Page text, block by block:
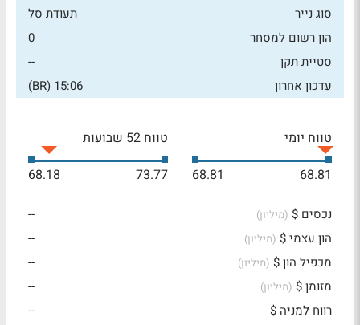
סוג נייר
תעודת סל
הון רשום למסחר
0
סטיית תקן
--
עדכון אחרון
15:06 (BR)
טווח יומי
68.81
68.81
טווח 52 שבועות
73.77
68.18
נכסים $ (מיליון)
--
הון עצמי $ (מיליון)
--
מכפיל הון $ (מיליון)
--
מזומן $ (מיליון)
--
רווח למניה $
--